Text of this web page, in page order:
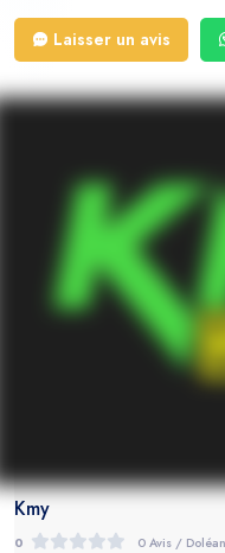
phares Souris sans fil, mini-
articles dont nous sommes le
au quotidien. Pourquoi
vous accédez directement à
Laisser un avis
Kmy
0 0 Avis /